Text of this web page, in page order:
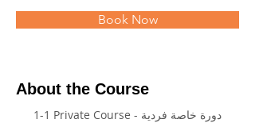
Book Now
About the Course
1-1 Private Course - دورة خاصة فردية